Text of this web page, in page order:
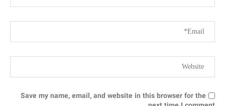
Save my name, email, and website in this browser for the